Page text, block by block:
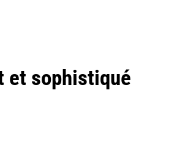
et sophistiqué